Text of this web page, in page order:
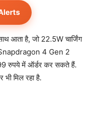
आता है, जो 22.5W चार्जिंग
Snapdragon 4 Gen 2
रुपये में ऑर्डर कर सकते हैं.
मिल रहा है.